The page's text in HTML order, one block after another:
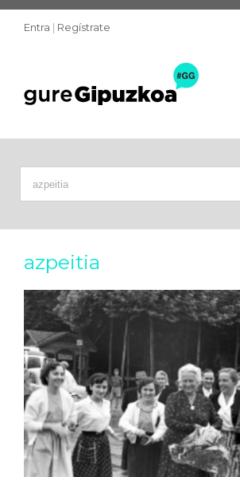
Entra | Regístrate
azpeitia